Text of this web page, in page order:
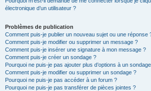
électronique d’un utilisateur ?
Problèmes de publication
Comment puis-je publier un nouveau sujet ou une réponse
Comment puis-je modifier ou supprimer un message ?
Comment puis-je insérer une signature à mon message ?
Comment puis-je créer un sondage ?
Pourquoi ne puis-je pas ajouter plus d’options à un
Comment puis-je modifier ou supprimer un sondage ?
Pourquoi ne puis-je pas accéder à un forum ?
Pourquoi ne puis-je pas transférer de pièces jointes ?